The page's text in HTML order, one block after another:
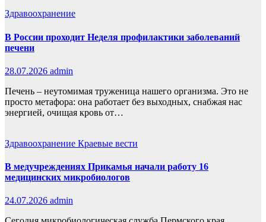
Здравоохранение
В России проходит Неделя профилактики заболеваний
печени
28.07.2026 admin
Печень – неутомимая труженица нашего организма. Это не
просто метафора: она работает без выходных, снабжая нас
энергией, очищая кровь от…
Здравоохранение Краевые вести
В медучреждениях Прикамья начали работу 16
медицинских микробиологов
24.07.2026 admin